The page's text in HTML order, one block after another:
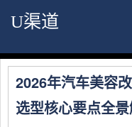
U渠道
2026年汽车美容
选型核心要点全